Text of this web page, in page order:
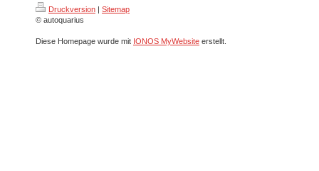
Druckversion | Sitemap
© autoquarius
Diese Homepage wurde mit IONOS MyWebsite erstellt.